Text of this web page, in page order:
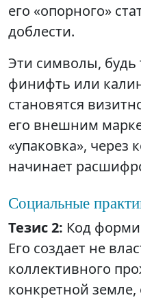
его «опорного»
доблести.
Эти символы, будь
финифть или
становятся
его внешним
«упаковка»,
начинает
Социальные
Тезис 2: Код
Его создает не
коллективного
конкретной